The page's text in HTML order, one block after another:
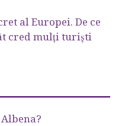
al Europei. De ce
cred mulți turiști